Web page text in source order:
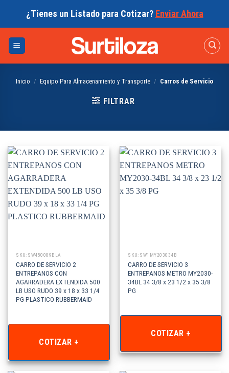
¿Tienes un Listado para Cotizar? Enviar Ahora
Inicio / Equipo Para Almacenamiento y Transporte / Carros de Servicio
FILTRAR
SKU: SW450089BLA
CARRO DE SERVICIO 2
ENTREPANOS CON
AGARRADERA EXTENDIDA 500
LB USO RUDO 39 x 18 x 33 1/4
PG PLASTICO RUBBERMAID
COTIZAR +
SKU: SW1MY203034B
CARRO DE SERVICIO 3
ENTREPANOS METRO MY2030-
34BL 34 3/8 x 23 1/2 x 35 3/8
PG
COTIZAR +